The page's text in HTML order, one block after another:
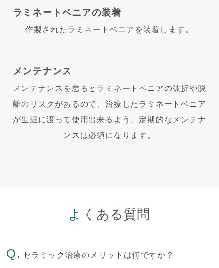
ラミネートベニアの装着
作製されたラミネートベニアを装着します。
メンテナンス
メンテナンスを怠るとラミネートベニアの破折や脱
離のリスクがあるので、治療したラミネートベニア
が生涯に渡って使用出来るよう、定期的なメンテナ
ンスは必須になります。
よくある質問
Q. セラミック治療のメリットは何ですか？